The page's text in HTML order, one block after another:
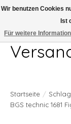
Telefon 04407 715872
Startseite /
BGS technic 1681
Wir benutzen Cookies
Ist
Für weitere